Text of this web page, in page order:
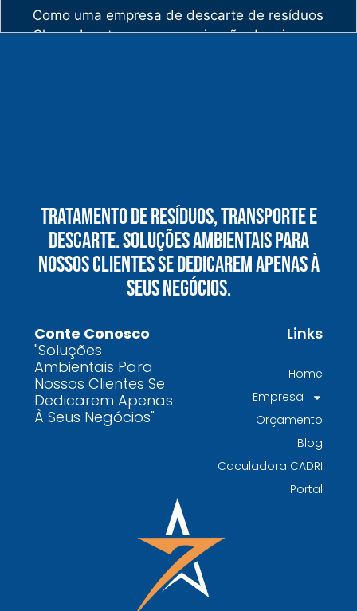
Como uma empresa de descarte de resíduos
Classe I protege sua organização de crimes
vê oportunidades bilionárias esperando para
serem exploradas.
O que uma empresa de gestão de resíduos
químicos precisa fazer para garantir segurança
e conformidade legal no Brasil
contaminados protege o meio ambiente e
garante conformidade legal no Brasil
Por que contratar uma empresa de gestão de
resíduos classe I é fundamental para sua
indústria
gerenciamento de resíduos especializada é
TODAS AS
POSTAGENS
Tratamento De Resíduos, Transporte E
Descarte. Soluções Ambientais Para
Nossos Clientes Se Dedicarem Apenas À
Seus Negócios.
Conte Conosco
"Soluções
Ambientais Para
Nossos Clientes Se
Dedicarem Apenas
À Seus Negócios"
Links
Home
Empresa
Orçamento
Blog
Caculadora CADRI
Portal